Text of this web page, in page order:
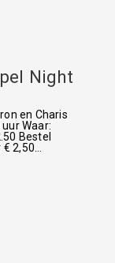
Night
en Charis
Waar:
Bestel
2,50...